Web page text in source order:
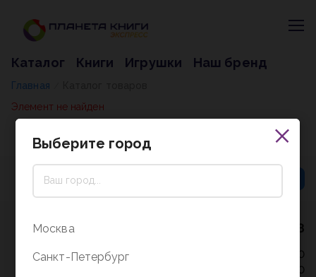
Каталог Книги Игрушки Наш бренд
Главная
Элемент не найден
8 (800) 5000-338
Режим работы - 9:30-20:00
в выходные и праздники - 10:00-19:00
Выберите город
Москва
Санкт-Петербург